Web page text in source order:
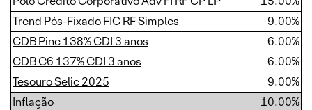
Trend Pós-Fixado FIC RF Simples
9.00%
CDB Pine 138% CDI 3 anos
6.00%
CDB C6 137% CDI 3 anos
6.00%
Tesouro Selic 2025
9.00%
Inflação
10.00%